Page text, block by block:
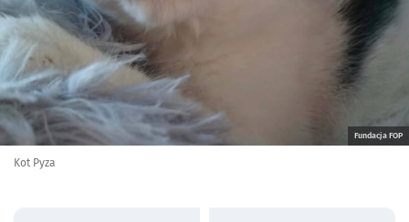
Fundacja FOP
Kot Pyza